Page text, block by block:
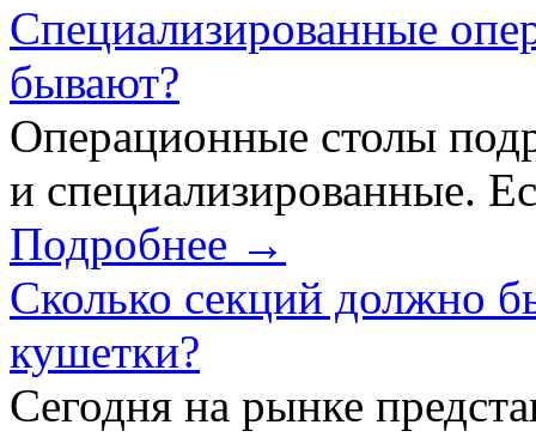
Специализированные
бывают?
Операционные столы
и специализированные.
Подробнее →
Сколько секций должно
кушетки?
Сегодня на рынке